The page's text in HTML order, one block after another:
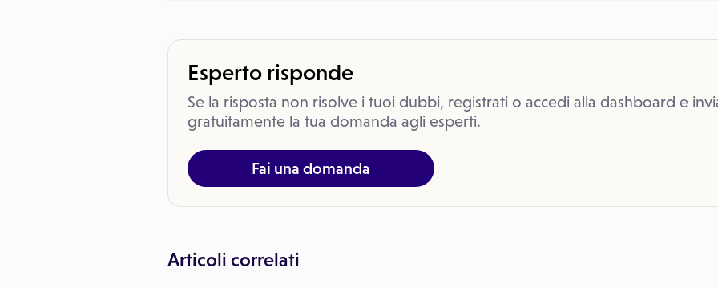
Esperto risponde
Se la risposta non risolve i tuoi dubbi, registrati o accedi alla dashboard e
gratuitamente la tua domanda agli esperti.
Fai una domanda
Articoli correlati